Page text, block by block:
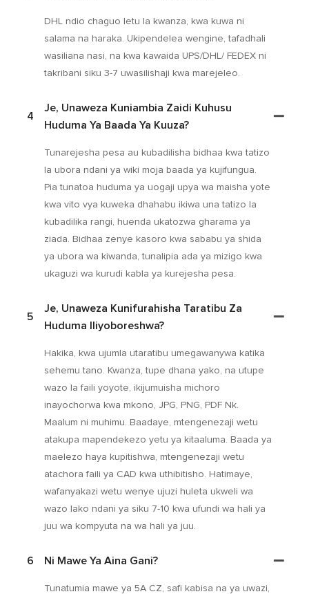
DHL ndio chaguo letu la kwanza, kwa kuwa ni
salama na haraka. Ukipendelea wengine, tafadhali
wasiliana nasi, na kwa kawaida UPS/DHL/ FEDEX ni
takribani siku 3-7 uwasilishaji kwa marejeleo.
4
Je, Unaweza Kuniambia Zaidi Kuhusu
Huduma Ya Baada Ya Kuuza?
Tunarejesha pesa au kubadilisha bidhaa kwa tatizo
la ubora ndani ya wiki moja baada ya kujifungua.
Pia tunatoa huduma ya uogaji upya wa maisha yote
kwa vito vya kuweka dhahabu ikiwa una tatizo la
kubadilika rangi, huenda ukatozwa gharama ya
ziada. Bidhaa zenye kasoro kwa sababu ya shida
ya ubora wa kiwanda, tunalipia ada ya mizigo kwa
ukaguzi wa kurudi kabla ya kurejesha pesa.
5
Je, Unaweza Kunifurahisha Taratibu Za
Huduma Iliyoboreshwa?
Hakika, kwa ujumla utaratibu umegawanywa katika
sehemu tano. Kwanza, tupe dhana yako, na utupe
wazo la faili yoyote, ikijumuisha michoro
inayochorwa kwa mkono, JPG, PNG, PDF Nk.
Maalum ni muhimu. Baadaye, mtengenezaji wetu
atakupa mapendekezo yetu ya kitaaluma. Baada ya
maelezo haya kupitishwa, mtengenezaji wetu
atachora faili ya CAD kwa uthibitisho. Hatimaye,
wafanyakazi wetu wenye ujuzi huleta ukweli wa
wazo lako ndani ya siku 7-10 kwa ufundi wa hali ya
juu wa kompyuta na wa hali ya juu.
6 Ni Mawe Ya Aina Gani?
Tunatumia mawe ya 5A CZ, safi kabisa na ya uwazi,